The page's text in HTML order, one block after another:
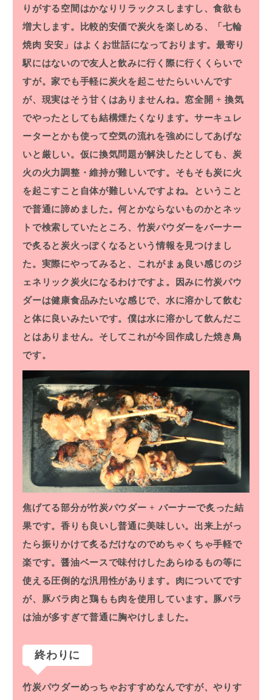
りがする空間はかなりリラックスしますし、食欲も
増大します。比較的安価で炭火を楽しめる、「七輪
焼肉 安安」はよくお世話になっております。最寄り
駅にはないので友人と飲みに行く際に行くくらいで
すが。家でも手軽に炭火を起こせたらいいんです
が、現実はそう甘くはありませんね。窓全開 + 換気
でやったとしても結構煙たくなります。サーキュレ
ーターとかも使って空気の流れを強めにしてあげな
いと厳しい。仮に換気問題が解決したとしても、炭
火の火力調整・維持が難しいです。そもそも炭に火
を起こすこと自体が難しいんですよね。ということ
で普通に諦めました。何とかならないものかとネッ
トで検索していたところ、竹炭パウダーをバーナー
で炙ると炭火っぽくなるという情報を見つけまし
た。実際にやってみると、これがまぁ良い感じのジ
ェネリック炭火になるわけですよ。因みに竹炭パウ
ダーは健康食品みたいな感じで、水に溶かして飲む
と体に良いみたいです。僕は水に溶かして飲んだこ
とはありません。そしてこれが今回作成した焼き鳥
です。
焦げてる部分が竹炭パウダー + バーナーで炙った結
果です。香りも良いし普通に美味しい。出来上がっ
たら振りかけて炙るだけなのでめちゃくちゃ手軽で
楽です。醤油ベースで味付けしたあらゆるもの等に
使える圧倒的な汎用性があります。肉についてです
が、豚バラ肉と鶏もも肉を使用しています。豚バラ
は油が多すぎて普通に胸やけしました。
終わりに
竹炭パウダーめっちゃおすすめなんですが、やりす